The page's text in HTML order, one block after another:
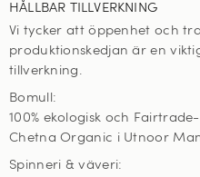
HÅLLBAR TILLVERKNING
Vi tycker att öppenhet och
produktionskedjan är en
tillverkning.
Bomull:
100% ekologisk och
Chetna Organic i Utnoor
Spinneri & väveri: